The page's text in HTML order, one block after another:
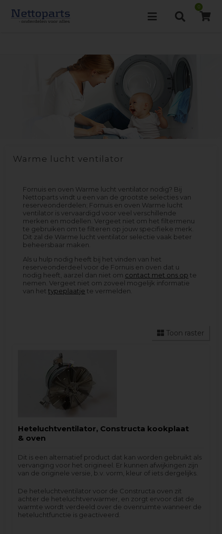
0
Warme lucht ventilator
Fornuis en oven Warme lucht ventilator nodig? Bij
Nettoparts vindt u een van de grootste selecties van
reserveonderdelen; Fornuis en oven Warme lucht
ventilator is vervaardigd voor veel verschillende
merken en modellen. Vergeet niet om het filtermenu
te gebruiken om te filteren op jouw specifieke merk.
Dit zal de Warme lucht ventilator selectie vaak beter
beheersbaar maken.
Als u hulp nodig heeft bij het vinden van het
reserveonderdeel voor de Fornuis en oven dat u
nodig heeft, aarzel dan niet om contact met ons op te
nemen. Vergeet niet om zoveel mogelijk informatie
van hettypeplaatje te vermelden.
Toon raster
Heteluchtventilator, Constructa kookplaat
& oven
Dit is een alternatief product dat kan worden gebruikt als
vervanging voor het origineel. Er kunnen afwijkingen zijn
van de originele versie, b.v. vorm, kleur of iets dergelijks.
De heteluchtventilator voor de Constructa oven zit
achter de heteluchtverwarmer, en zorgt ervoor dat de
warmte wordt verdeeld over de ovenruimte wanneer de
heteluchtfunctie is geactiveerd.